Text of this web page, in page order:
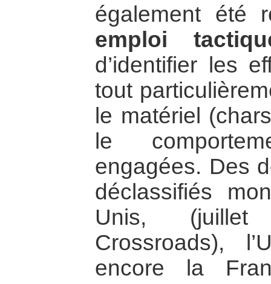
également été
emploi
d’identifier les
tout
le matériel
le
engagées. Des
déclassifiés
Unis, (juillet
Crossroads),
encore la